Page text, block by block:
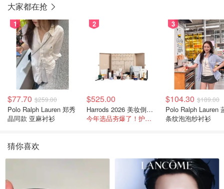
大家都在抢
1
$77.70 $259.00
Polo Ralph Lauren 郑秀
晶同款 亚麻衬衫
2
$525.00
Harrods 2026 美妆倒数日历
今年选品夯爆了！护肤全线都很绝
3
$104.30 $189.00
Polo Ralph Lauren
条纹泡泡纱衬衫
猜你喜欢